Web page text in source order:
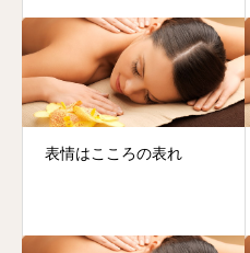
表情はこころの表れ